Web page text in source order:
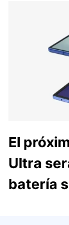
El
Ultra
batería